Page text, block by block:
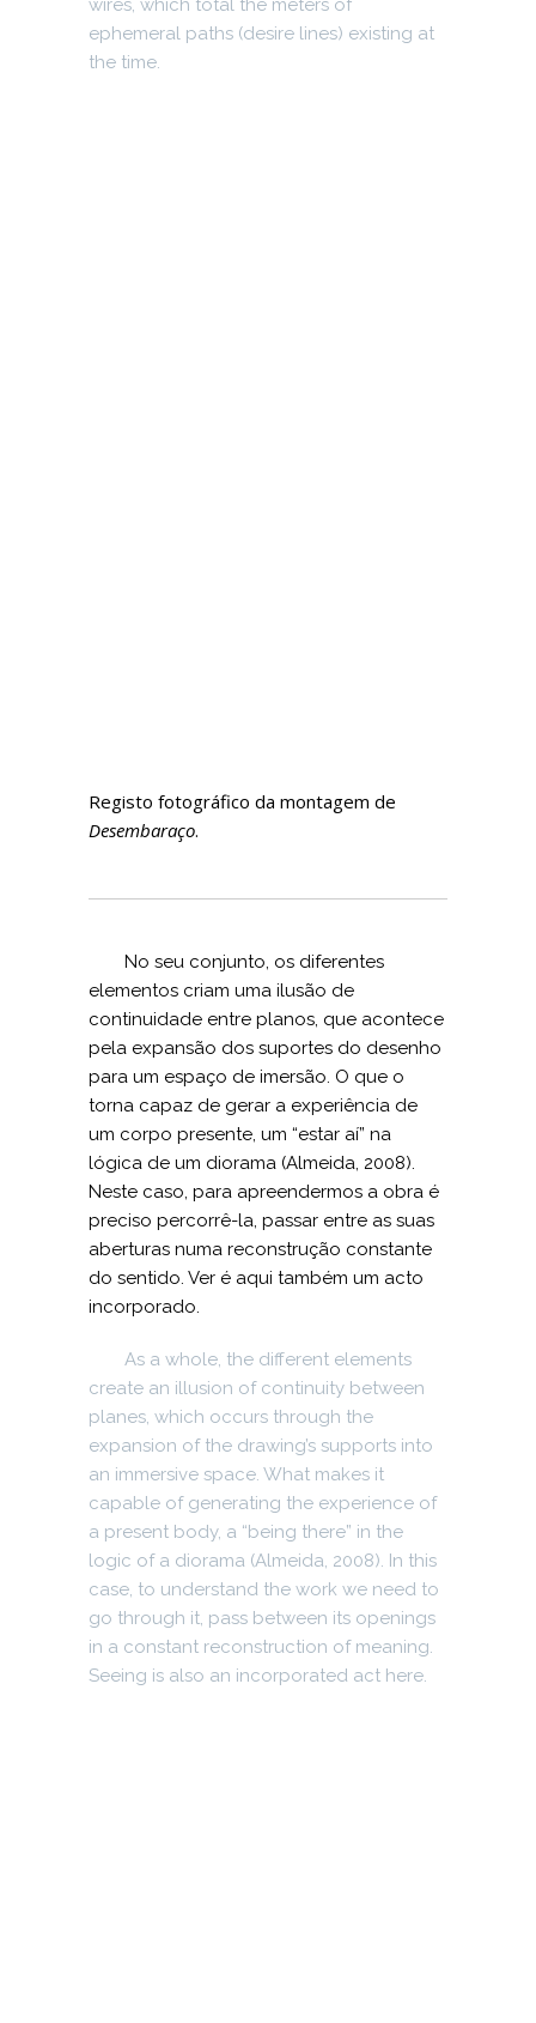
wires, which total the meters of
ephemeral paths (desire lines) existing at
the time.
Registo fotográfico da montagem de
Desembaraço.
No seu conjunto, os diferentes
elementos criam uma ilusão de
continuidade entre planos, que acontece
pela expansão dos suportes do desenho
para um espaço de imersão. O que o
torna capaz de gerar a experiência de
um corpo presente, um “estar aí” na
lógica de um diorama (Almeida, 2008).
Neste caso, para apreendermos a obra é
preciso percorrê-la, passar entre as suas
aberturas numa reconstrução constante
do sentido. Ver é aqui também um acto
incorporado.
As a whole, the different elements
create an illusion of continuity between
planes, which occurs through the
expansion of the drawing’s supports into
an immersive space. What makes it
capable of generating the experience of
a present body, a “being there” in the
logic of a diorama (Almeida, 2008). In this
case, to understand the work we need to
go through it, pass between its openings
in a constant reconstruction of meaning.
Seeing is also an incorporated act here.